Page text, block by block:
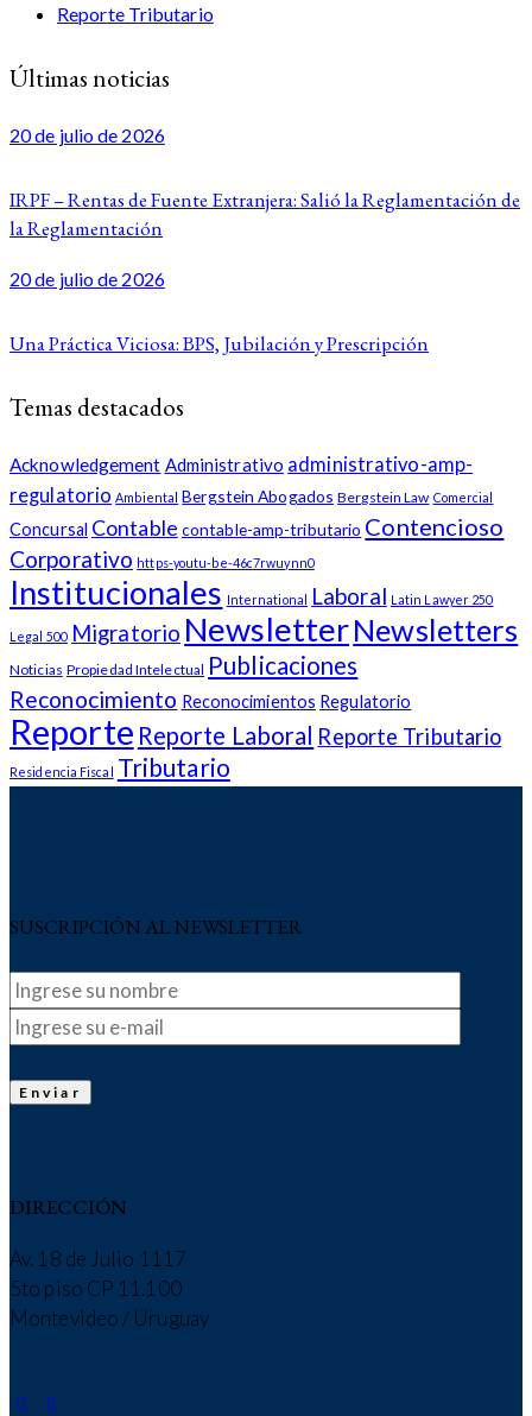
Reporte Tributario
Últimas noticias
20 de julio de 2026
IRPF – Rentas de Fuente Extranjera: Salió la Reglamentación de
la Reglamentación
20 de julio de 2026
Una Práctica Viciosa: BPS, Jubilación y Prescripción
Temas destacados
Acknowledgement Administrativo administrativo-amp-
regulatorio Ambiental Bergstein Abogados Bergstein Law Comercial
Concursal Contable contable-amp-tributario Contencioso
Corporativo https-youtu-be-46c7rwuynn0
Institucionales International Laboral Latin Lawyer 250
Legal 500 Migratorio NewsletterNewsletters
Noticias Propiedad Intelectual Publicaciones
Reconocimiento Reconocimientos Regulatorio
Reporte Reporte Laboral Reporte Tributario
Residencia Fiscal Tributario
SUSCRIPCIÓN AL NEWSLETTER
DIRECCIÓN
Av. 18 de Julio 1117
5to piso CP 11.100
Montevideo / Uruguay